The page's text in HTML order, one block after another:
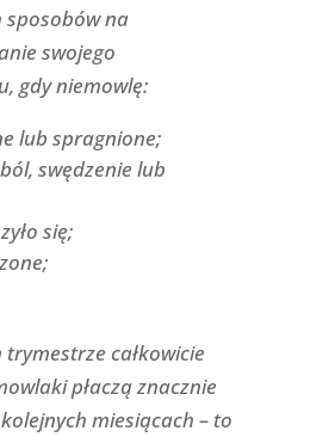
sposobów na
swojego
gdy niemowlę:
lub spragnione;
swędzenie lub
się;
całkowicie
płaczą znacznie
miesiącach – to